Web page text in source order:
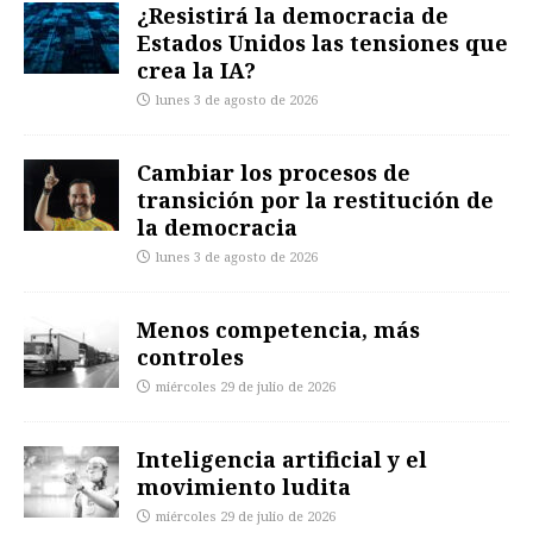
¿Resistirá la democracia de
Estados Unidos las tensiones que
crea la IA?
lunes 3 de agosto de 2026
Cambiar los procesos de
transición por la restitución de
la democracia
lunes 3 de agosto de 2026
Menos competencia, más
controles
miércoles 29 de julio de 2026
Inteligencia artificial y el
movimiento ludita
miércoles 29 de julio de 2026